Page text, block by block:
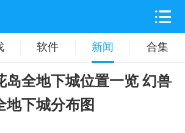
软件 新闻 合集
岛全地下城位置一览 幻兽
地下城分布图